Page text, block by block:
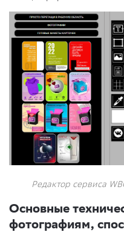
Редактор сервиса
Основные
фотографиям,